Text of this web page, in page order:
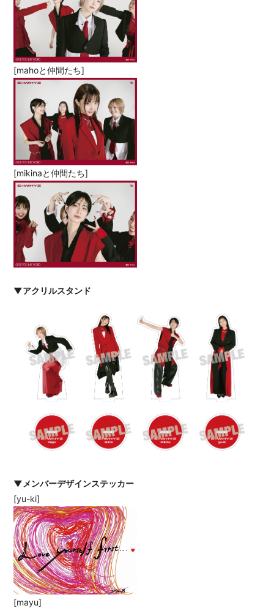
[mahoと仲間たち]
[mikinaと仲間たち]
▼アクリルスタンド
▼メンバーデザインステッカー
[yu-ki]
[mayu]